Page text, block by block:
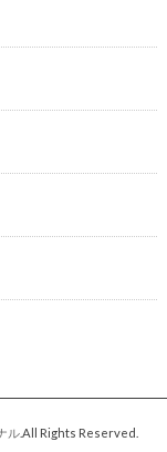
ル.All Rights Reserved.